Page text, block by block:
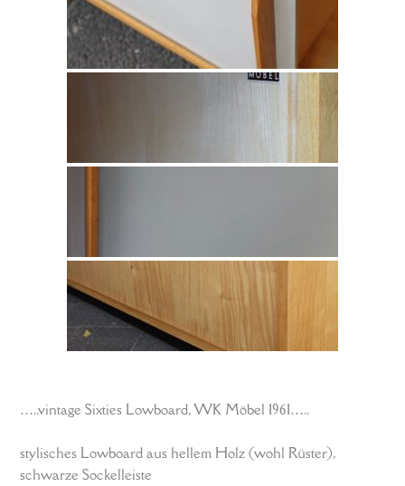
…..vintage Sixties Lowboard, WK Möbel 1961…..
stylisches Lowboard aus hellem Holz (wohl Rüster),
schwarze Sockelleiste